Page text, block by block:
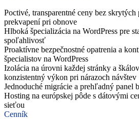
Poctivé, transparentné ceny bez skrytých
prekvapení pri obnove
Hlboká špecializácia na WordPress pre
spoľahlivosť
Proaktívne bezpečnostné opatrenia a
špecialistov na WordPress
Izolácia na úrovni každej stránky a
konzistentný výkon pri nárazoch návštev
Jednoduché migrácie a prehľadný panel
Hosting na európskej pôde s dátovými
sieťou
Cenník